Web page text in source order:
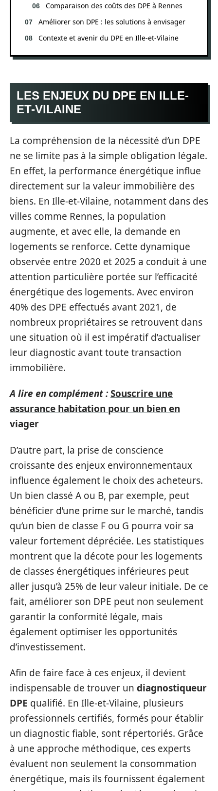
Comparaison des coûts des DPE à Rennes
Améliorer son DPE : les solutions à envisager
Contexte et avenir du DPE en Ille-et-Vilaine
LES ENJEUX DU DPE EN ILLE-
ET-VILAINE
La compréhension de la nécessité d’un DPE
ne se limite pas à la simple obligation légale.
En effet, la performance énergétique influe
directement sur la valeur immobilière des
biens. En Ille-et-Vilaine, notamment dans des
villes comme Rennes, la population
augmente, et avec elle, la demande en
logements se renforce. Cette dynamique
observée entre 2020 et 2025 a conduit à une
attention particulière portée sur l’efficacité
énergétique des logements. Avec environ
40% des DPE effectués avant 2021, de
nombreux propriétaires se retrouvent dans
une situation où il est impératif d’actualiser
leur diagnostic avant toute transaction
immobilière.
A lire en complément :Souscrire une
assurance habitation pour un bien en
viager
D’autre part, la prise de conscience
croissante des enjeux environnementaux
influence également le choix des acheteurs.
Un bien classé A ou B, par exemple, peut
bénéficier d’une prime sur le marché, tandis
qu’un bien de classe F ou G pourra voir sa
valeur fortement dépréciée. Les statistiques
montrent que la décote pour les logements
de classes énergétiques inférieures peut
aller jusqu’à 25% de leur valeur initiale. De ce
fait, améliorer son DPE peut non seulement
garantir la conformité légale, mais
également optimiser les opportunités
d’investissement.
Afin de faire face à ces enjeux, il devient
indispensable de trouver un diagnostiqueur
DPE qualifié. En Ille-et-Vilaine, plusieurs
professionnels certifiés, formés pour établir
un diagnostic fiable, sont répertoriés. Grâce
à une approche méthodique, ces experts
évaluent non seulement la consommation
énergétique, mais ils fournissent également